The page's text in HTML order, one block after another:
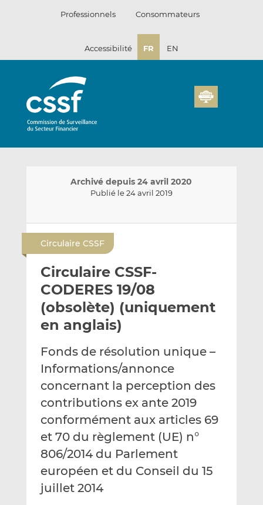
Professionnels Consommateurs
Accessibilité FR EN
Archivé depuis 24 avril 2020
Publié le 24 avril 2019
y
e
r
p
e
m
i
l
a
g
e
r
r
L
n
k
e
d
n
a
g
e
r
r
F
c
e
b
o
o
k
Circulaire CSSF
Circulaire CSSF-
CODERES 19/08
(obsolète) (uniquement
en anglais)
Fonds de résolution unique –
Informations/annonce
concernant la perception des
contributions ex ante 2019
conformément aux articles 69
et 70 du règlement (UE) n°
806/2014 du Parlement
européen et du Conseil du 15
juillet 2014